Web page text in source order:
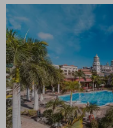
personen
All
Inclusive
ook
mogelijk